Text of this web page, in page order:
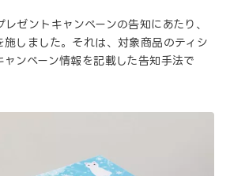
ゼントキャンペーンの告知にあたり、
しました。それは、対象商品のティシ
ンペーン情報を記載した告知手法で